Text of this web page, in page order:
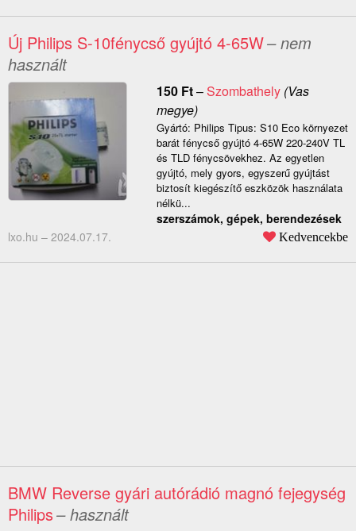
Új Philips S-10fénycső gyújtó 4-65W– nem
használt
150 Ft–Szombathely(Vas
megye)
Gyártó: Philips Tipus: S10 Eco környezet
barát fénycső gyújtó 4-65W 220-240V TL
és TLD fénycsövekhez. Az egyetlen
gyújtó, mely gyors, egyszerű gyújtást
biztosít kiegészítő eszközök használata
nélkü...
szerszámok, gépek, berendezések
lxo.hu – 2024.07.17. Kedvencekbe
BMW Reverse gyári autórádió magnó fejegység
Philips– használt